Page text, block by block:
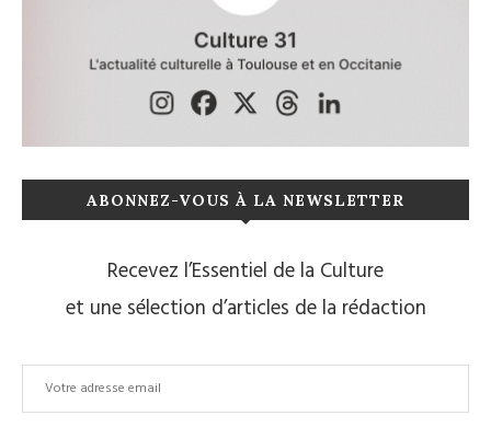
ABONNEZ-VOUS À LA NEWSLETTER
Recevez l’Essentiel de la Culture
et une sélection d’articles de la rédaction